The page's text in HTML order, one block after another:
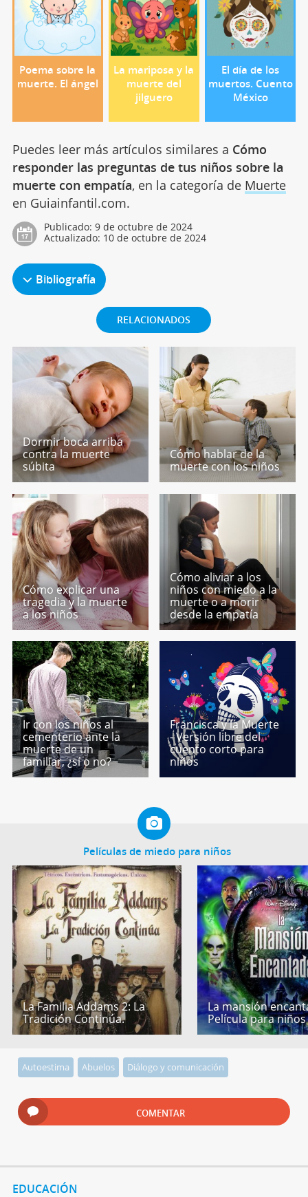
Poema sobre la
muerte. El ángel
La mariposa y la
muerte del
jilguero
El día de los
muertos. Cuento
México
Puedes leer más artículos similares a Cómo
responder las preguntas de tus niños sobre la
muerte con empatía, en la categoría de Muerte
en Guiainfantil.com.
Publicado: 9 de octubre de 2024
Actualizado: 10 de octubre de 2024
Bibliografía
RELACIONADOS
Dormir boca arriba
contra la muerte
súbita
Cómo hablar de la
muerte con los niños
Cómo explicar una
tragedia y la muerte
a los niños
Cómo aliviar a los
niños con miedo a la
muerte o a morir
desde la empatía
Ir con los niños al
cementerio ante la
muerte de un
familiar, ¿sí o no?
Francisca y la Muerte
- Versión libre del
cuento corto para
niños
Películas de miedo para niños
La Familia Addams 2: La
Tradición Continúa.
La mansión
Película para niños
Autoestima Abuelos Diálogo y comunicación
COMENTAR
EDUCACIÓN